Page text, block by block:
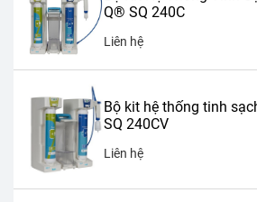
Q® SQ 240C
Liên hệ
Bộ kit hệ thống tinh
SQ 240CV
Liên hệ